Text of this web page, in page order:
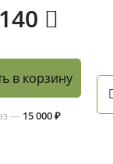
140
в корзину
— 15 000 ₽